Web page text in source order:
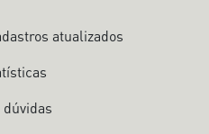
atualizados